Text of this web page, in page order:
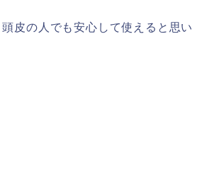
皮の人でも安心して使えると思い